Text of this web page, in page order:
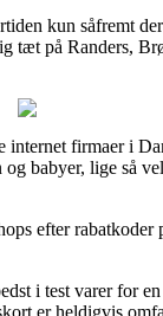
kun såfremt
på Randers,
firmaer i
babyer, lige så
efter rabatkoder
i test varer for
er heldigvis